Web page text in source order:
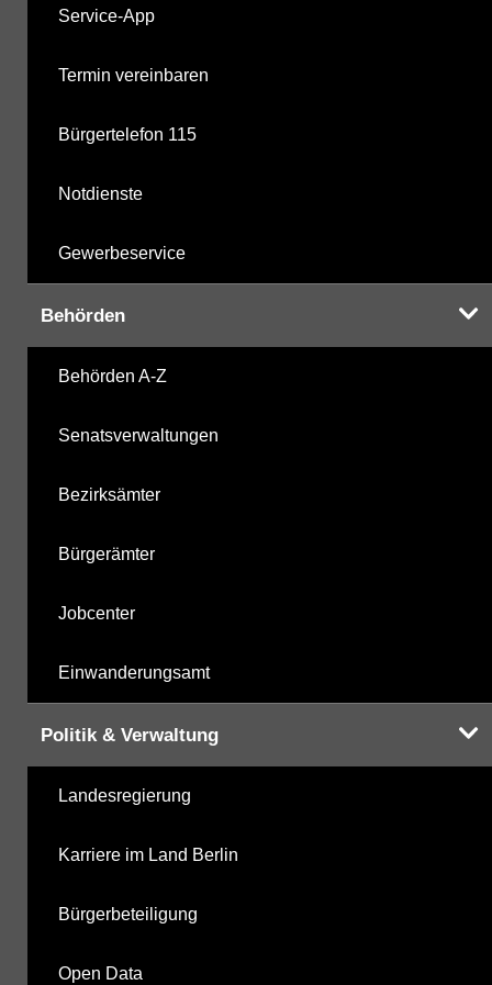
Service-App
Termin vereinbaren
Bürgertelefon 115
Notdienste
Gewerbeservice
Behörden
Behörden A-Z
Senatsverwaltungen
Bezirksämter
Bürgerämter
Jobcenter
Einwanderungsamt
Politik & Verwaltung
Landesregierung
Karriere im Land Berlin
Bürgerbeteiligung
Open Data